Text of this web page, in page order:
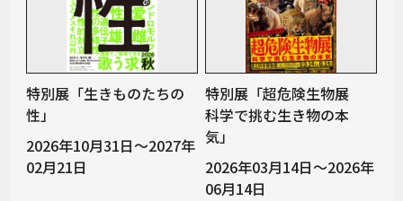
特別展「生きものたちの
性」
2026年10月31日～2027年
02月21日
特別展「超危険生物展
科学で挑む生き物の本
気」
2026年03月14日～2026年
06月14日